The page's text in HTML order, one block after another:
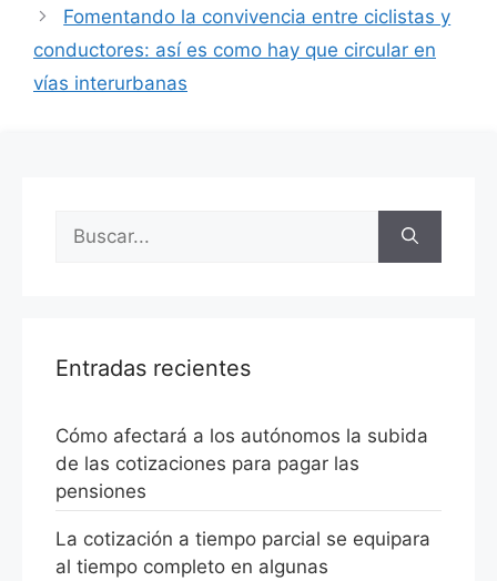
Fomentando la convivencia entre ciclistas y
conductores: así es como hay que circular en
vías interurbanas
Entradas recientes
Cómo afectará a los autónomos la subida
de las cotizaciones para pagar las
pensiones
La cotización a tiempo parcial se equipara
al tiempo completo en algunas